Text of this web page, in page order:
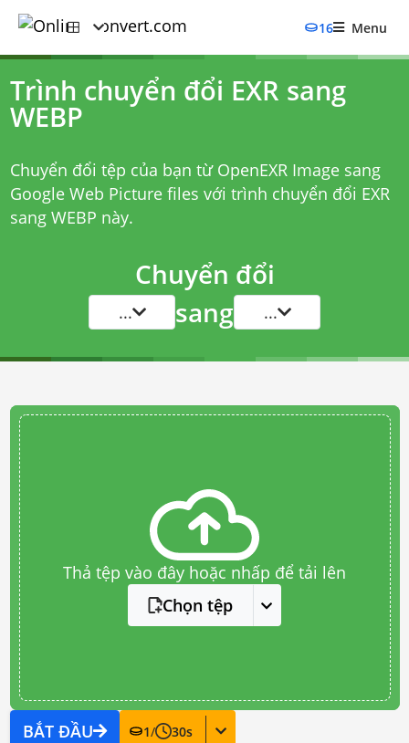
16 Menu
Trình chuyển đổi EXR sang
WEBP
Chuyển đổi tệp của bạn từ OpenEXR Image sang
Google Web Picture files với trình chuyển đổi EXR
sang WEBP này.
Chuyển đổi
... sang ...
Thả tệp vào đây hoặc nhấp để tải lên
Chọn tệp
BẮT ĐẦU 1/ 30s